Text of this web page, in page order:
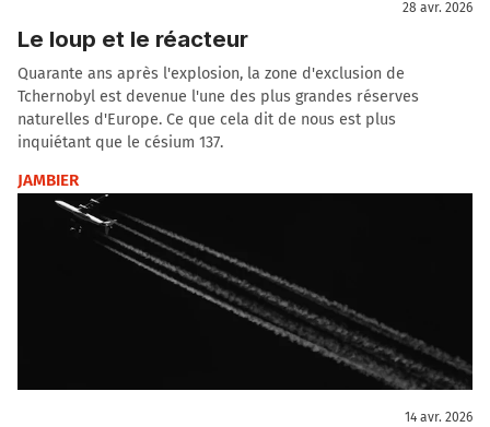
28 avr. 2026
Le loup et le réacteur
Quarante ans après l'explosion, la zone d'exclusion de
Tchernobyl est devenue l'une des plus grandes réserves
naturelles d'Europe. Ce que cela dit de nous est plus
inquiétant que le césium 137.
JAMBIER
14 avr. 2026